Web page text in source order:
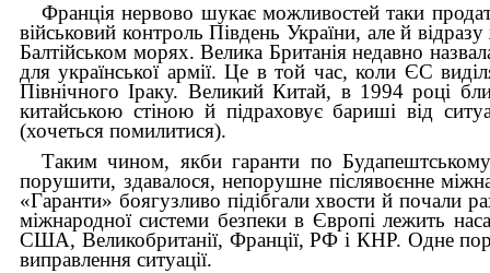
Франція нервово шукає можливостей таки
військовий контроль Південь України, але й
Балтійськом морях. Велика Британія недавно
для української армії. Це в той час, коли ЄС
Північного Іраку. Великий Китай, в 1994 році
китайською стіною й підраховує бариші від
(хочеться помилитися).
Таким чином, якби гаранти по
порушити, здавалося, непорушне післявоєнне
«Гаранти» боягузливо підібгали хвости й почали
міжнародної системи безпеки в Європі лежить
США, Великобританії, Франції, РФ і КНР. Одне
виправлення ситуації.